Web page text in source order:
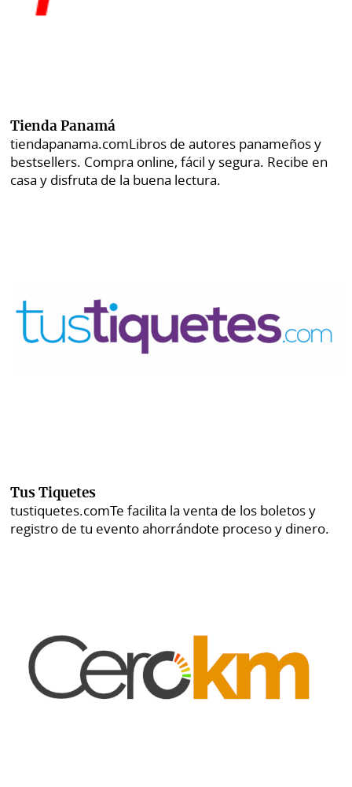
Tienda Panamá
tiendapanama.comLibros de autores panameños y
bestsellers. Compra online, fácil y segura. Recibe en
casa y disfruta de la buena lectura.
Tus Tiquetes
tustiquetes.comTe facilita la venta de los boletos y
registro de tu evento ahorrándote proceso y dinero.